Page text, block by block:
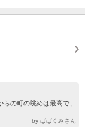
の町の眺めは最高で、
by ぱぱくみさん